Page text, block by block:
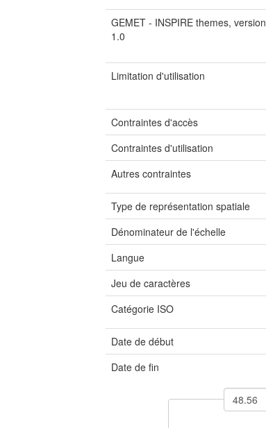
GEMET - INSPIRE themes, version
1.0
Limitation d'utilisation
Contraintes d'accès
Contraintes d'utilisation
Autres contraintes
Type de représentation spatiale
Dénominateur de l'échelle
Langue
Jeu de caractères
Catégorie ISO
Date de début
Date de fin